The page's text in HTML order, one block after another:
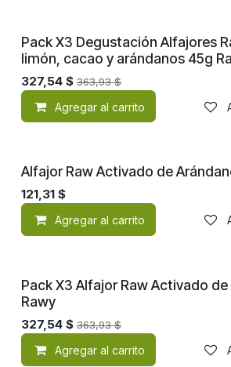
¡Nuevo!
Pack X3 Degustación Alfajores
limón, cacao y arándanos 45g
327,54 $ 363,93$
Agregar al carrito
¡Nuevo!
Alfajor Raw Activado de
121,31 $
Agregar al carrito
¡Nuevo!
Pack X3 Alfajor Raw Activado
Rawy
327,54 $ 363,93$
Agregar al carrito